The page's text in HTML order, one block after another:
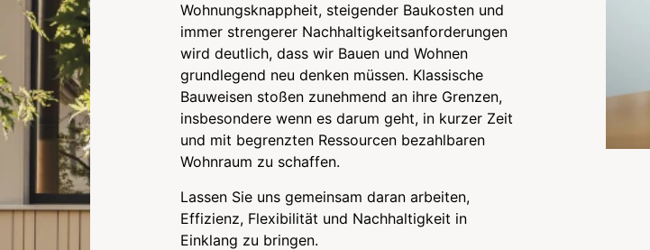
Wohnungsknappheit, steigender Baukosten und
immer strengerer Nachhaltigkeitsanforderungen
wird deutlich, dass wir Bauen und Wohnen
grundlegend neu denken müssen. Klassische
Bauweisen stoßen zunehmend an ihre Grenzen,
insbesondere wenn es darum geht, in kurzer Zeit
und mit begrenzten Ressourcen bezahlbaren
Wohnraum zu schaffen.
Lassen Sie uns gemeinsam daran arbeiten,
Effizienz, Flexibilität und Nachhaltigkeit in
Einklang zu bringen.